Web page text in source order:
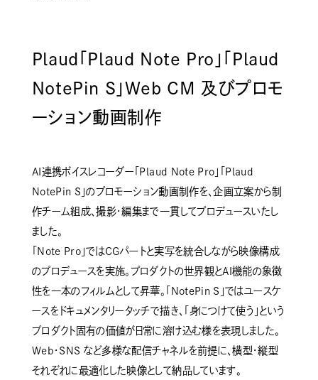
Plaud「Plaud Note Pro」「Plaud
NotePin S」Web CM 及びプロモ
ーション動画制作
AI連携ボイスレコーダー「Plaud Note Pro」「Plaud
NotePin S」のプロモーション動画制作を、企画立案から制
作チーム組成、撮影・編集まで一貫してプロデュースいたし
ました。
「Note Pro」ではCGパートと実写を統合しながら映像構成
のプロデュースを実施。プロダクトの世界観とAI機能の象徴
性を一本のフィルムとして昇華。「NotePin S」ではユースケ
ースをドキュメンタリータッチで描き、「身につけて使う」という
プロダクト固有の価値が日常に溶け込む様を表現しました。
Web・SNS など多様な配信チャネルを前提に、横型・縦型
それぞれに最適化した映像として納品しています。